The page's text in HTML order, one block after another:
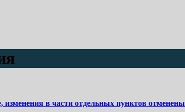
в части отдельных пунктов отменены